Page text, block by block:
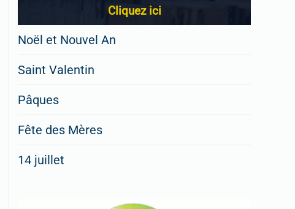
Cliquez ici
Noël et Nouvel An
Saint Valentin
Pâques
Fête des Mères
14 juillet